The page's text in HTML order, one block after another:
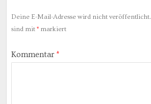
Deine E-Mail-Adresse wird nicht veröffentlicht.
sind mit *markiert
Kommentar *